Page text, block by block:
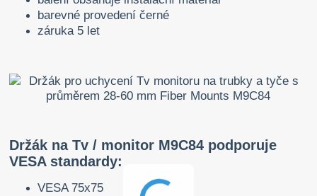
barevné provedení černé
záruka 5 let
Držák na Tv / monitor M9C84 podporuje
VESA standardy:
VESA 75x75